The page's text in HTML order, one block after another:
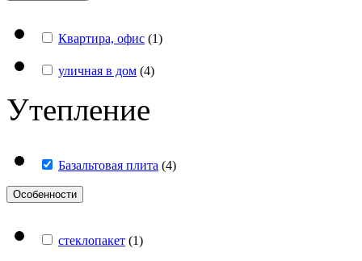
Квартира, офис (1)
уличная в дом (4)
Утепление
Базальтовая плита (4)
Особенности
стеклопакет (1)